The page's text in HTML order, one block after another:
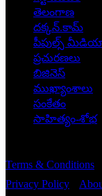
తెలంగాణ
దక్కన్.కామ్
పీపుల్స్
ప్రచురణలు
బిజినెస్
ముఖ్యాంశాలు
సంకేతం
సాహిత్యం-శోభ
Terms & Conditions
Privacy Policy